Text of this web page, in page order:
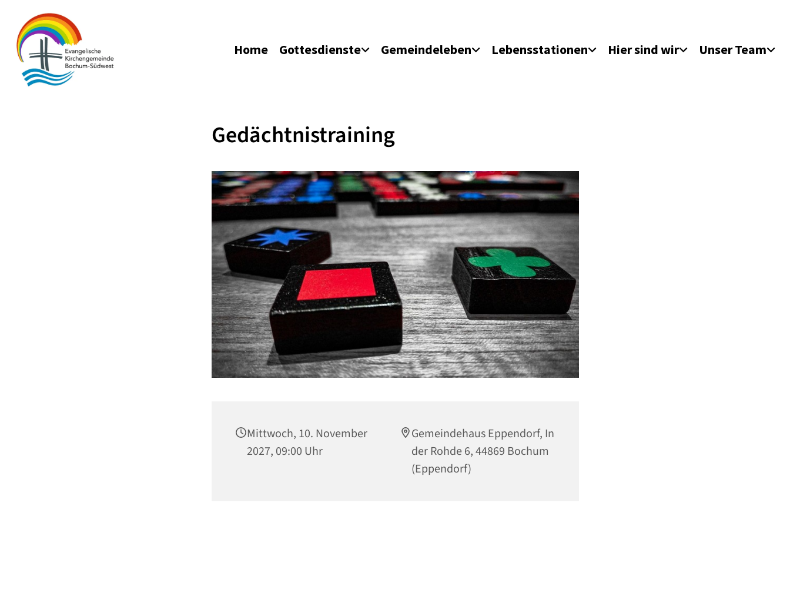
Home Gottesdienste Gemeindeleben Lebensstationen Hier sind wir Unser Team
Gedächtnistraining
Mittwoch, 10. November
2027, 09:00 Uhr
Gemeindehaus Eppendorf, In
der Rohde 6, 44869 Bochum
(Eppendorf)